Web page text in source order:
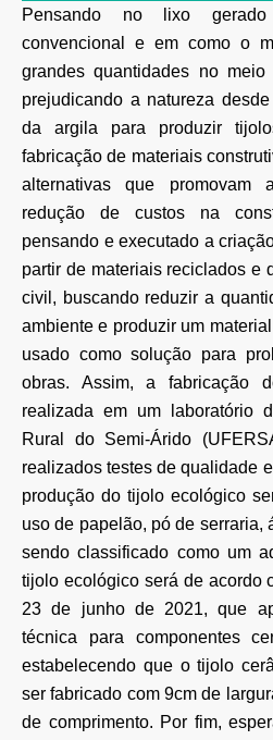
Pensando no lixo
convencional e em como o
grandes quantidades no
prejudicando a natureza
da argila para produzir
fabricação de materiais
alternativas que promovam
redução de custos na
pensando e executado a
partir de materiais reciclados e
civil, buscando reduzir a
ambiente e produzir um
usado como solução para
obras. Assim, a fabricação
realizada em um laboratório
Rural do Semi-Árido
realizados testes de qualidade
produção do tijolo ecológico
uso de papelão, pó de serraria,
sendo classificado como um
tijolo ecológico será de acordo
23 de junho de 2021, que
técnica para componentes
estabelecendo que o tijolo
ser fabricado com 9cm de
de comprimento. Por fim,